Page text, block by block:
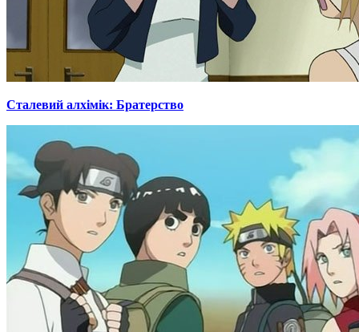
Сталевий алхімік: Братерство